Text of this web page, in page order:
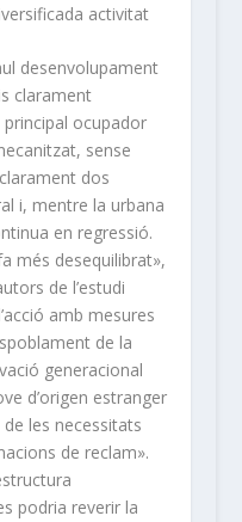
activitat
desenvolupament
clarament
principal ocupador
sense
dos
i, mentre la urbana
en regressió.
més desequilibrat»,
de l’estudi
amb mesures
de la
generacional
d’origen estranger
les necessitats
de reclam».
podria reverir la